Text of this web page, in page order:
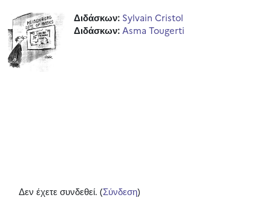
Διδάσκων: Sylvain Cristol
Διδάσκων: Asma Tougerti
Δεν έχετε συνδεθεί. (Σύνδεση)